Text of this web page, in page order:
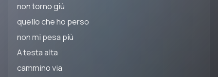
non torno giù
quello che ho perso
non mi pesa più
A testa alta
cammino via